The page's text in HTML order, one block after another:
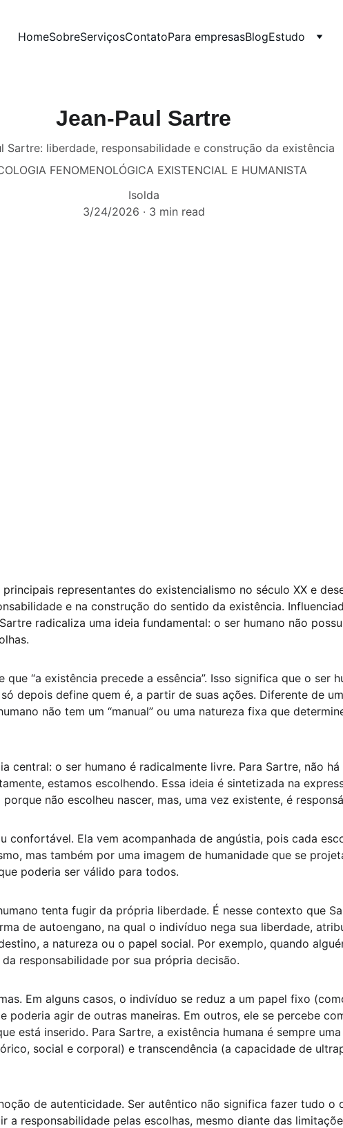
HomeSobreServiçosContatoPara empresasBlogEstudo
Jean-Paul Sartre
Sartre: liberdade, responsabilidade e construção da existência
FENOMENOLÓGICA EXISTENCIAL E HUMANISTA
Isolda
3/24/2026
3 min read
representantes do existencialismo no século XX e
e na construção do sentido da existência.
radicaliza uma ideia fundamental: o ser humano não
que “a existência precede a essência”. Isso significa que o ser
depois define quem é, a partir de suas ações. Diferente de
não tem um “manual” ou uma natureza fixa que
central: o ser humano é radicalmente livre. Para Sartre, não
estamos escolhendo. Essa ideia é sintetizada na
não escolheu nascer, mas, uma vez existente, é
confortável. Ela vem acompanhada de angústia, pois cada
mas também por uma imagem de humanidade que se
poderia ser válido para todos.
tenta fugir da própria liberdade. É nesse contexto que
de autoengano, na qual o indivíduo nega sua liberdade,
a natureza ou o papel social. Por exemplo, quando
responsabilidade por sua própria decisão.
Em alguns casos, o indivíduo se reduz a um papel fixo
poderia agir de outras maneiras. Em outros, ele se percebe
está inserido. Para Sartre, a existência humana é sempre
social e corporal) e transcendência (a capacidade de
de autenticidade. Ser autêntico não significa fazer tudo o
a responsabilidade pelas escolhas, mesmo diante das